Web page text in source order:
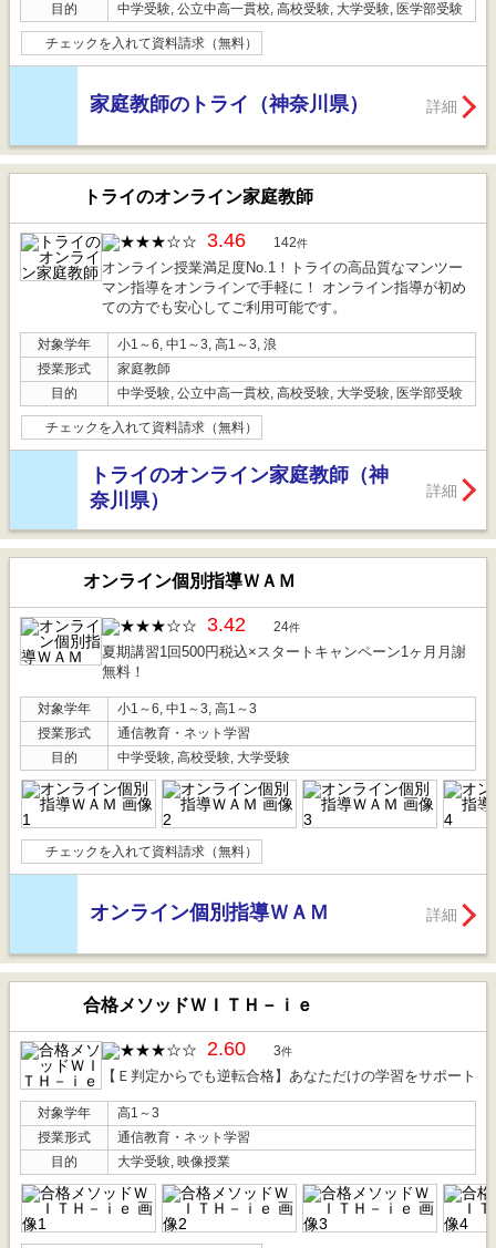
目的
中学受験, 公立中高一貫校, 高校受験, 大学受験, 医学部受験
チェックを入れて資料請求（無料）
家庭教師のトライ（神奈川県） 詳細
トライのオンライン家庭教師
3.46 142件
オンライン授業満足度No.1！トライの高品質なマンツー
マン指導をオンラインで手軽に！ オンライン指導が初め
ての方でも安心してご利用可能です。
対象学年
小1～6, 中1～3, 高1～3, 浪
授業形式
家庭教師
目的
中学受験, 公立中高一貫校, 高校受験, 大学受験, 医学部受験
チェックを入れて資料請求（無料）
トライのオンライン家庭教師（神
奈川県）
詳細
オンライン個別指導ＷＡＭ
3.42 24件
夏期講習1回500円税込×スタートキャンペーン1ヶ月月謝
無料！
対象学年
小1～6, 中1～3, 高1～3
授業形式
通信教育・ネット学習
目的
中学受験, 高校受験, 大学受験
チェックを入れて資料請求（無料）
オンライン個別指導ＷＡＭ 詳細
合格メソッドＷＩＴＨ－ｉｅ
2.60 3件
【Ｅ判定からでも逆転合格】あなただけの学習をサポート
対象学年
高1～3
授業形式
通信教育・ネット学習
目的
大学受験, 映像授業